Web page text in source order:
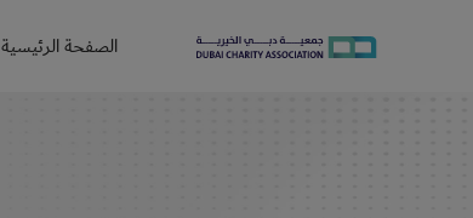
الصفحة الرئيسية